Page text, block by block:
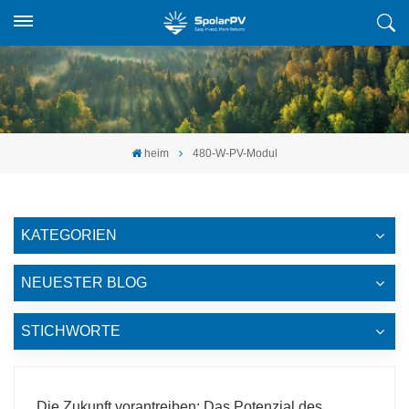
heim 480-W-PV-Modul
KATEGORIEN
NEUESTER BLOG
STICHWORTE